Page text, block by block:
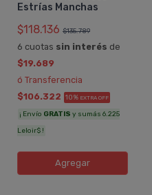
Estrí­as Manchas
$118.136 $135.789
6 cuotas sin interés de
$19.689
ó Transferencia
$106.322 10% EXTRA OFF
¡ Envío GRATIS y sumás 6.225
Leloir$ !
Agregar